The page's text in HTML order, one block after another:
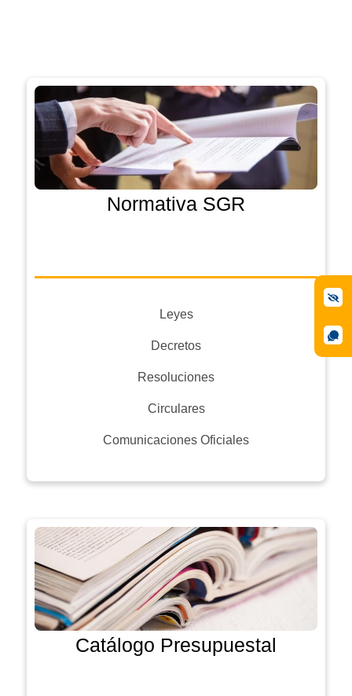
Normativa SGR
Leyes
Decretos
Resoluciones
Circulares
Comunicaciones Oficiales
Catálogo Presupuestal